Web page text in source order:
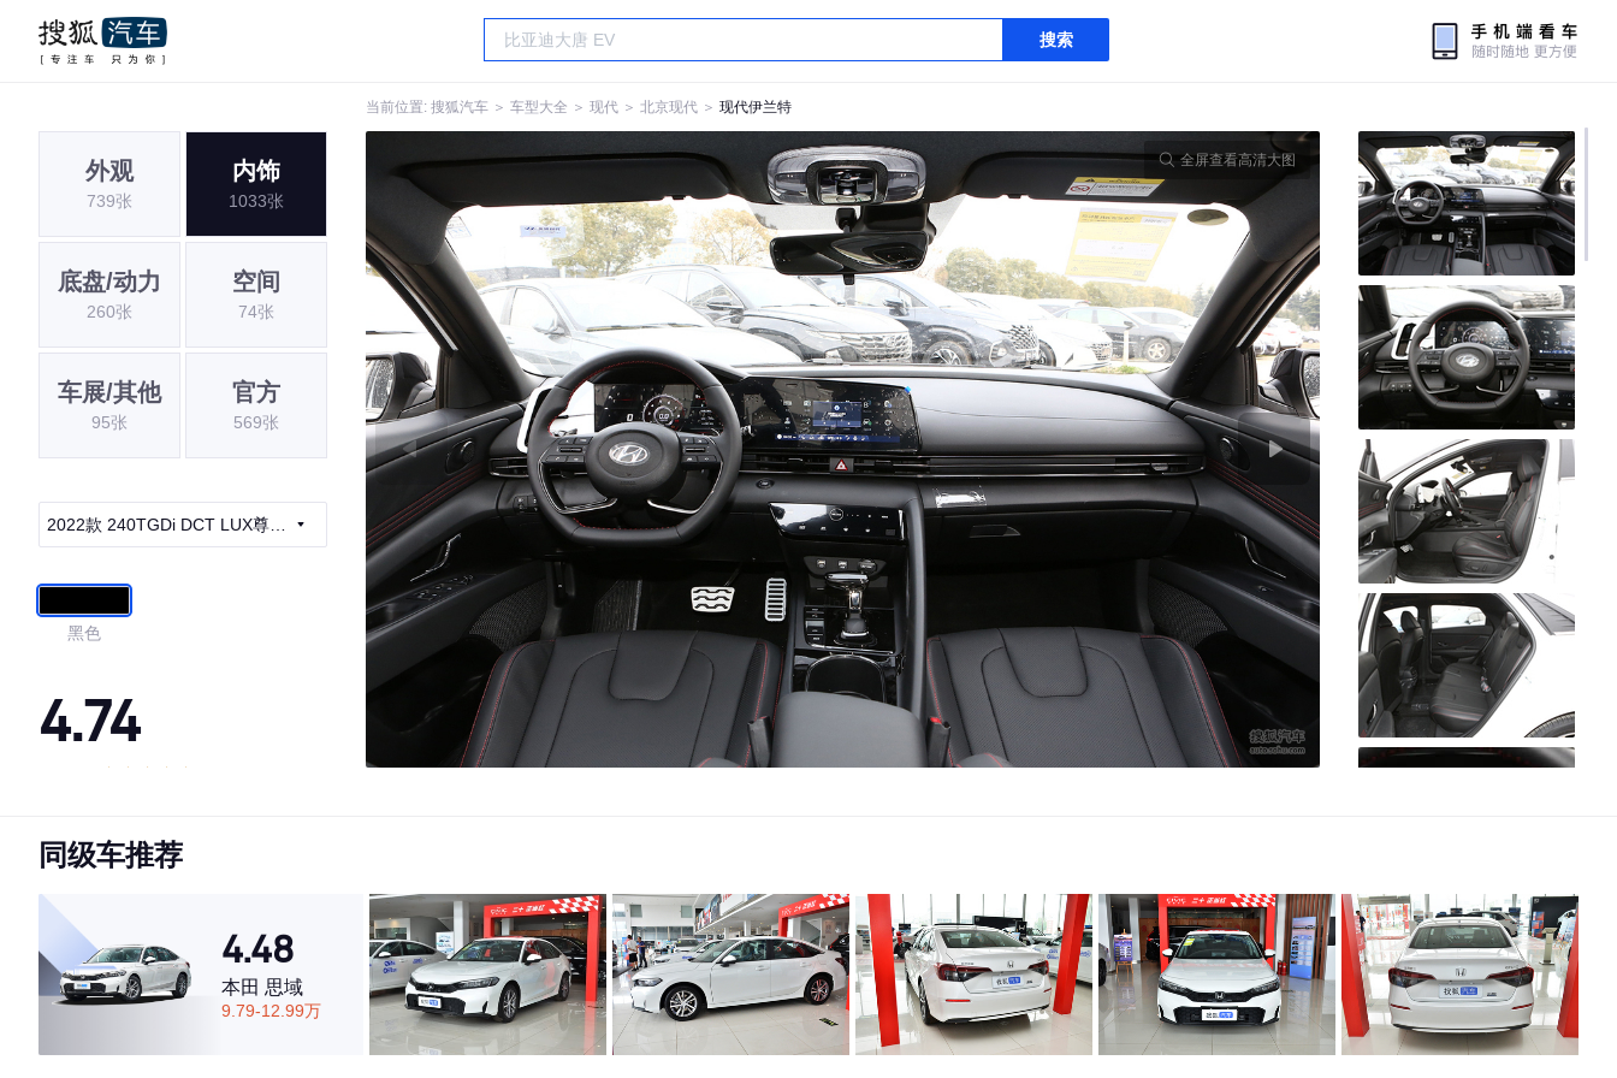
搜索
当前位置: 搜狐汽车 ＞ 车型大全 ＞ 现代 ＞ 北京现代 ＞ 现代伊兰特
外观
739张
内饰
1033张
底盘/动力
260张
空间
74张
车展/其他
95张
官方
569张
2022款 240TGDi DCT LUX尊贵
黑色
4.74
·内饰表现较为优秀，优于61%同级车
·空间表现较为优秀，优于71%同级车
全屏查看高清大图
同级车推荐
4.48
本田 思域
9.79-12.99万